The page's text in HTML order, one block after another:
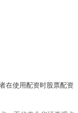
在使用配资时股票配资